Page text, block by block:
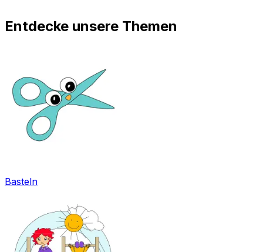
Entdecke unsere Themen
Basteln